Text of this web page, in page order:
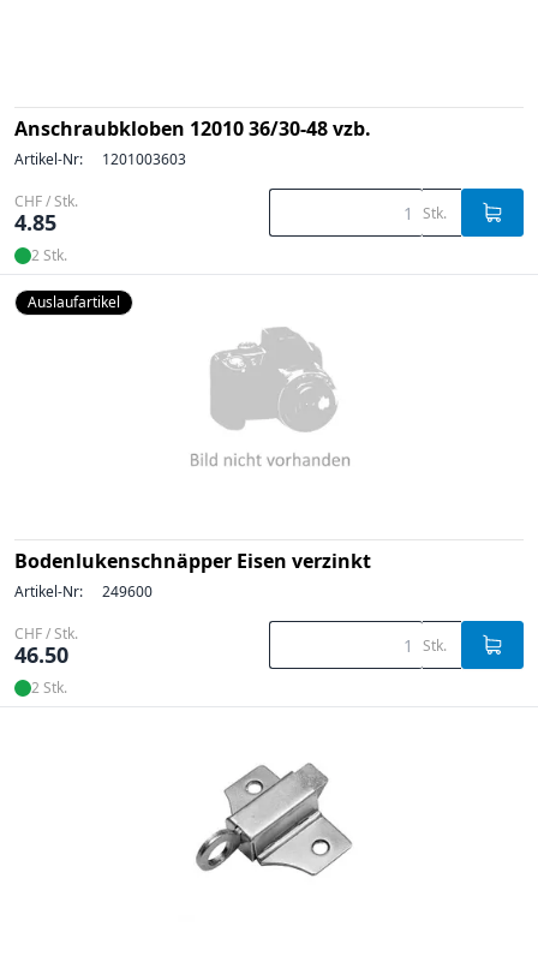
Anschraubkloben 12010 36/30-48 vzb.
Artikel-Nr: 1201003603
CHF / Stk.
4.85 Stk.
2 Stk.
Auslaufartikel
Bodenlukenschnäpper Eisen verzinkt
Artikel-Nr: 249600
CHF / Stk.
46.50 Stk.
2 Stk.